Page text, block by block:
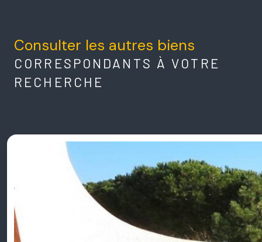
Consulter les autres biens
CORRESPONDANTS À VOTRE
RECHERCHE